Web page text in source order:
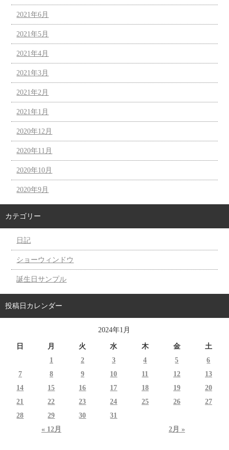
2021年6月
2021年5月
2021年4月
2021年3月
2021年2月
2021年1月
2020年12月
2020年11月
2020年10月
2020年9月
カテゴリー
日記
ショーウィンドウ
誕生日サンプル
投稿日カレンダー
2024年1月
日 月 火 水 木 金 土
« 12月 2月 »
1 2 3 4 5
6
7
8 9 10 11 12
13
14
15 16 17 18 19
20
21
22 23 24 25 26
27
28
29 30 31